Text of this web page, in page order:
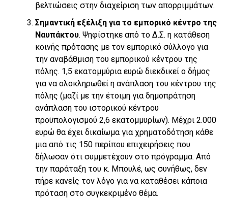
βελτιώσεις στην διαχείριση των απορριμμάτων.
Σημαντική εξέλιξη για το εμπορικό κέντρο της
Ναυπάκτου. Ψηφίστηκε από το Δ.Σ. η κατάθεση
κοινής πρότασης με τον εμπορικό σύλλογο για
την αναβάθμιση του εμπορικού κέντρου της
πόλης. 1,5 εκατομμύρια ευρώ διεκδικεί ο δήμος
για να ολοκληρωθεί η ανάπλαση του κέντρου της
πόλης (μαζί με την έτοιμη για δημοπράτηση
ανάπλαση του ιστορικού κέντρου
προϋπολογισμού 2,6 εκατομμυρίων). Μέχρι 2.000
ευρώ θα έχει δικαίωμα για χρηματοδότηση κάθε
μια από τις 150 περίπου επιχειρήσεις που
δήλωσαν ότι συμμετέχουν στο πρόγραμμα. Από
την παράταξη του κ. Μπουλέ, ως συνήθως, δεν
πήρε κανείς τον λόγο για να καταθέσει κάποια
πρόταση στο συγκεκριμένο θέμα.